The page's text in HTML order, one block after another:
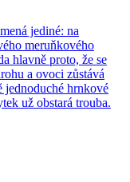
jediné: na
meruňkového
hlavně proto, že se
a ovoci zůstává
jednoduché hrnkové
už obstará trouba.